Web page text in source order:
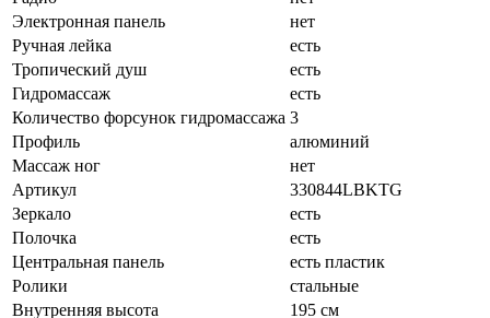
Электронная панель
нет
Ручная лейка
есть
Тропический душ
есть
Гидромассаж
есть
Количество форсунок гидромассажа 3
Профиль
алюминий
Массаж ног
нет
Артикул
330844LBKTG
Зеркало
есть
Полочка
есть
Центральная панель
есть пластик
Ролики
стальные
Внутренняя высота
195 см